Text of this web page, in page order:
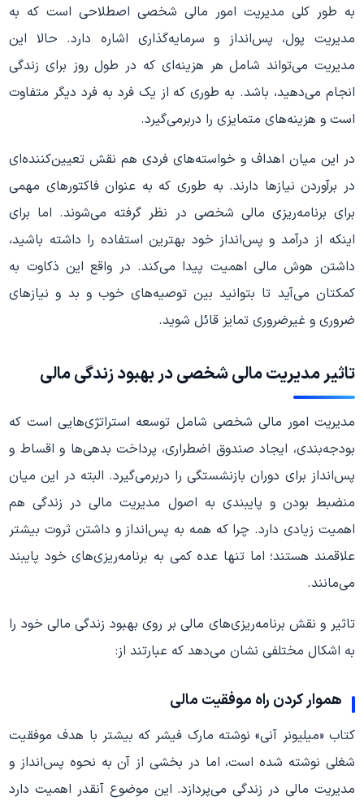
به طور کلی مدیریت امور مالی شخصی اصطلاحی است که به
مدیریت پول، پس‌انداز و سرمایه‌گذاری اشاره دارد. حالا این
مدیریت می‌تواند شامل هر هزینه‌ای که در طول روز برای زندگی
انجام می‌دهید، باشد. به طوری که از یک فرد به فرد دیگر متفاوت
است و هزینه‌های متمایزی را دربرمی‌گیرد.
در این میان اهداف و خواسته‌های فردی هم نقش تعیین‌کننده‌ای
در برآوردن نیازها دارند. به طوری که به عنوان فاکتورهای مهمی
برای برنامه‌ریزی مالی شخصی در نظر گرفته می‌شوند. اما برای
اینکه از درآمد و پس‌انداز خود بهترین استفاده را داشته باشید،
داشتن هوش مالی اهمیت پیدا می‌کند. در واقع این ذکاوت به
کمکتان می‌آید تا بتوانید بین توصیه‌های خوب و بد و نیازهای
ضروری و غیرضروری تمایز قائل شوید.
تاثیر مدیریت مالی شخصی در بهبود زندگی مالی
مدیریت امور مالی شخصی شامل توسعه استراتژی‌هایی است که
بودجه‌بندی، ایجاد صندوق اضطراری، پرداخت بدهی‌ها و اقساط و
پس‌انداز برای دوران بازنشستگی را دربرمی‌گیرد. البته در این میان
منضبط بودن و پایبندی به اصول مدیریت مالی در زندگی هم
اهمیت زیادی دارد. چرا که همه به پس‌انداز و داشتن ثروت بیشتر
علاقمند هستند؛ اما تنها عده کمی به برنامه‌ریزی‌های خود پایبند
می‌مانند.
تاثیر و نقش برنامه‌ریزی‌های مالی بر روی بهبود زندگی مالی خود را
به اشکال مختلفی نشان می‌دهد که عبارتند از:
هموار کردن راه موفقیت مالی
کتاب «میلیونر آنی» نوشته مارک فیشر که بیشتر با هدف موفقیت
شغلی نوشته شده است، اما در بخشی از آن به نحوه پس‌انداز و
مدیریت مالی در زندگی می‌پردازد. این موضوع آنقدر اهمیت دارد